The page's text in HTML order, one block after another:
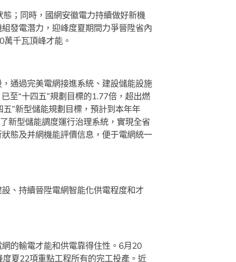
；同時，國網安徽電力持續做好新機
發電潛力，迎峰度夏期間力爭晉陞省內
千瓦頂峰才能。
通過完美電網接進系統、建設儲能設施
至“十四五”規劃目標的1.77倍，超出燃
”新型儲能規劃目標，預計到本年年
新型儲能調度運行治理系統，實現全省
態及并網機能評價信息，便于電網統一
、持續晉陞電網智能化供電程度和才
的輸電才能和供電靠得住性。6月20
夏22項重點工程所有的完工投產。近